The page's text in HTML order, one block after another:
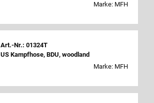
Marke: MFH
Art.-Nr.: 01324T
US Kampfhose, BDU, woodland
Marke: MFH